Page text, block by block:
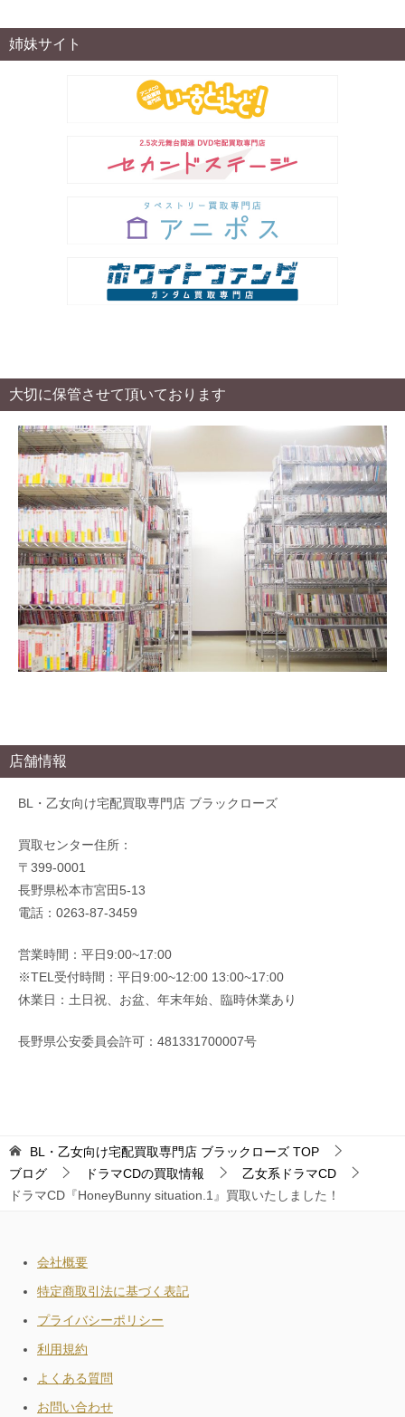
姉妹サイト
大切に保管させて頂いております
店舗情報
BL・乙女向け宅配買取専門店 ブラックローズ
買取センター住所：
〒399-0001
長野県松本市宮田5-13
電話：0263-87-3459
営業時間：平日9:00~17:00
※TEL受付時間：平日9:00~12:00 13:00~17:00
休業日：土日祝、お盆、年末年始、臨時休業あり
長野県公安委員会許可：481331700007号
BL・乙女向け宅配買取専門店 ブラックローズ TOP
ブログ
ドラマCDの買取情報
乙女系ドラマCD
ドラマCD『HoneyBunny situation.1』買取いたしました！
会社概要
特定商取引法に基づく表記
プライバシーポリシー
利用規約
よくある質問
お問い合わせ